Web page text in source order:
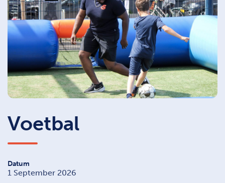
Voetbal
Datum
1 September 2026